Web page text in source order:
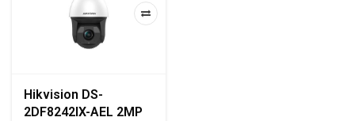
Hikvision DS-
2DF8242IX-AEL 2MP